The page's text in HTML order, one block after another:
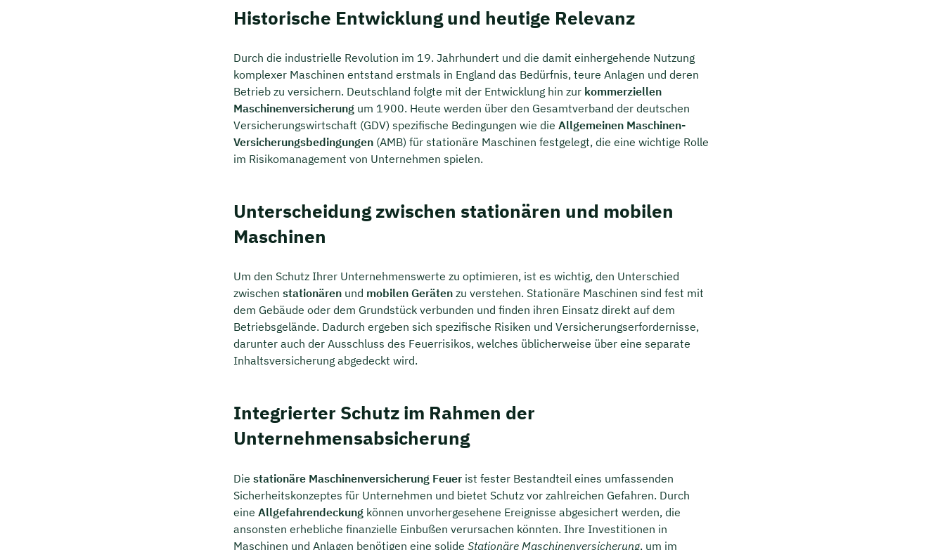
Historische Entwicklung und heutige Relevanz
Durch die industrielle Revolution im 19. Jahrhundert und die damit einhergehende Nutzung
komplexer Maschinen entstand erstmals in England das Bedürfnis, teure Anlagen und deren
Betrieb zu versichern. Deutschland folgte mit der Entwicklung hin zur kommerziellen
Maschinenversicherung um 1900. Heute werden über den Gesamtverband der deutschen
Versicherungswirtschaft (GDV) spezifische Bedingungen wie die Allgemeinen Maschinen-
Versicherungsbedingungen (AMB) für stationäre Maschinen festgelegt, die eine wichtige Rolle
im Risikomanagement von Unternehmen spielen.
Unterscheidung zwischen stationären und mobilen
Maschinen
Um den Schutz Ihrer Unternehmenswerte zu optimieren, ist es wichtig, den Unterschied
zwischen stationären und mobilen Geräten zu verstehen. Stationäre Maschinen sind fest mit
dem Gebäude oder dem Grundstück verbunden und finden ihren Einsatz direkt auf dem
Betriebsgelände. Dadurch ergeben sich spezifische Risiken und Versicherungserfordernisse,
darunter auch der Ausschluss des Feuerrisikos, welches üblicherweise über eine separate
Inhaltsversicherung abgedeckt wird.
Integrierter Schutz im Rahmen der
Unternehmensabsicherung
Die stationäre Maschinenversicherung Feuer ist fester Bestandteil eines umfassenden
Sicherheitskonzeptes für Unternehmen und bietet Schutz vor zahlreichen Gefahren. Durch
eine Allgefahrendeckung können unvorhergesehene Ereignisse abgesichert werden, die
ansonsten erhebliche finanzielle Einbußen verursachen könnten. Ihre Investitionen in
Maschinen und Anlagen benötigen eine solide Stationäre Maschinenversicherung, um im